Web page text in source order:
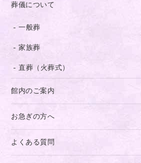
葬儀について
一般葬
家族葬
直葬（火葬式）
館内のご案内
お急ぎの方へ
よくある質問